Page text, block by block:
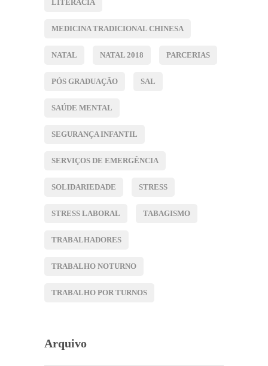
LITERACIA
MEDICINA TRADICIONAL CHINESA
NATAL NATAL 2018 PARCERIAS
PÓS GRADUAÇÃO SAL
SAÚDE MENTAL
SEGURANÇA INFANTIL
SERVIÇOS DE EMERGÊNCIA
SOLIDARIEDADE STRESS
STRESS LABORAL TABAGISMO
TRABALHADORES
TRABALHO NOTURNO
TRABALHO POR TURNOS
Arquivo